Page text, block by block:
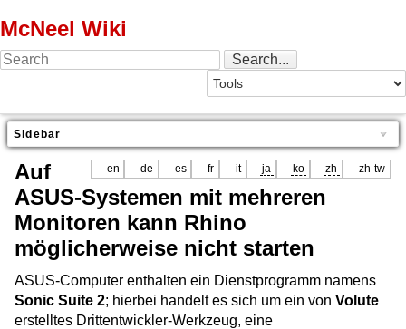
McNeel Wiki
Sidebar
en de es fr it ja ko zh zh-tw
Auf
ASUS-Systemen mit mehreren
Monitoren kann Rhino
möglicherweise nicht starten
ASUS-Computer enthalten ein Dienstprogramm namens
Sonic Suite 2; hierbei handelt es sich um ein von Volute
erstelltes Drittentwickler-Werkzeug, eine